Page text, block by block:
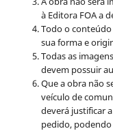
à Editora FOA a
Todo o
sua forma e
Todas as
devem possuir
Que a obra não
veículo de
deverá justificar
pedido,